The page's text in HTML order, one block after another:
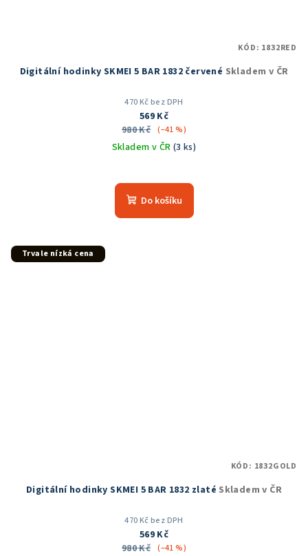
Digitální hodinky SKMEI 5 BAR 1832 červené Skladem v ČR
470 Kč bez DPH
569 Kč
980 Kč (–41 %)
Skladem v ČR (3 ks)
hodnocení
produktu
Do košíku
KÓD: 1832RED
Trvale nízká cena
Digitální hodinky SKMEI 5 BAR 1832 zlaté Skladem v ČR
470 Kč bez DPH
569 Kč
980 Kč (–41 %)
KÓD: 1832GOLD